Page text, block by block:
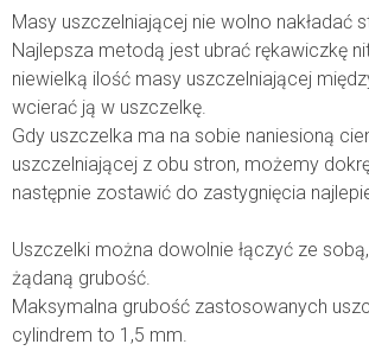
Masy uszczelniającej nie wolno nakładać
Najlepsza metodą jest ubrać rękawiczkę
niewielką ilość masy uszczelniającej
wcierać ją w uszczelkę.
Gdy uszczelka ma na sobie naniesioną
uszczelniającej z obu stron, możemy
następnie zostawić do zastygnięcia
Uszczelki można dowolnie łączyć ze
żądaną grubość.
Maksymalna grubość zastosowanych
cylindrem to 1,5 mm.